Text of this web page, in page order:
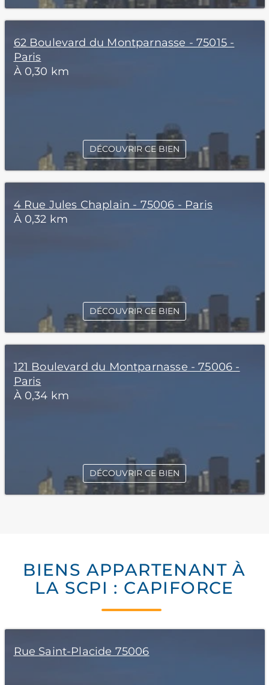
62 Boulevard du Montparnasse - 75015 -
Paris
À 0,30 km
DÉCOUVRIR CE BIEN
4 Rue Jules Chaplain - 75006 - Paris
À 0,32 km
DÉCOUVRIR CE BIEN
121 Boulevard du Montparnasse - 75006 -
Paris
À 0,34 km
DÉCOUVRIR CE BIEN
BIENS APPARTENANT À
LA SCPI : CAPIFORCE
Rue Saint-Placide 75006